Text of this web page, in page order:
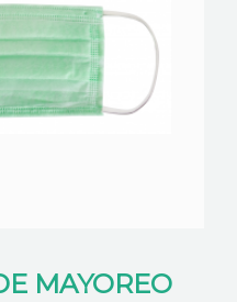
MAYOREO